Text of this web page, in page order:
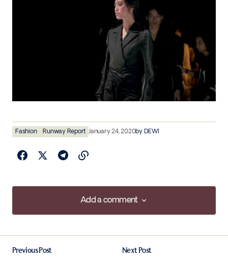
Fashion Runway Report January 24, 2020by DEWI
Add a comment
Add a comment
Previous Post
Next Post